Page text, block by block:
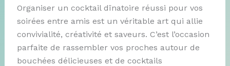
Organiser un cocktail dînatoire réussi pour vos
soirées entre amis est un véritable art qui allie
convivialité, créativité et saveurs. C’est l’occasion
parfaite de rassembler vos proches autour de
bouchées délicieuses et de cocktails